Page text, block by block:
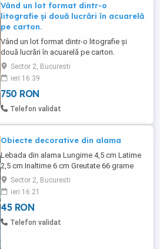
Vând un lot format dintr-o
litografie și două lucrări în acuarelă
pe carton.
Vând un lot format dintr-o litografie și
două lucrări în acuarelă pe carton.
Lucrările au ajuns la mine de la o persoană
care deținea și alte opere atribuite unor
artiști români consacrați, printre care
Alexandru Ciucurencu și Corneliu Baba. În
cazul celor trei lucrări prezentate în acest
Sector 2, Bucuresti
ieri 16:39
750 RON
Telefon validat
Obiecte decorative din alama
Lebada din alama Lungime 4,5 cm Latime
2,5 cm Inaltime 6 cm Greutate 66 grame
Pret 45 RON Vas cu capac din alama
Circumferinta 12 cm Circumferinta cu
urechi 14 cm Inaltime 13 cm Greutate 442
grame, masiv Pret 130 RON Clopot din
alama Circumferinta baza 8 cm Inaltime
Sector 2, Bucuresti
ieri 16:21
45 RON
Telefon validat